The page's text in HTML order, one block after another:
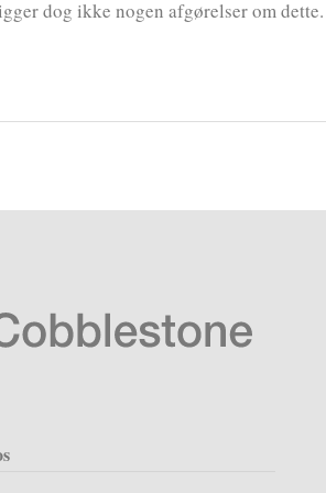
dog ikke nogen afgørelser om dette.